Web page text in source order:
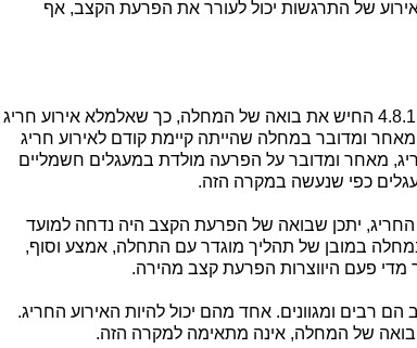
של התרגשות יכול לעורר את הפרעת הקצב, אף
ג. אינני יכול לאמר שהאירוע החריג ב-4.8.11 החיש את בואה של המחלה, כך שאלמלא אירוע חריג
ומדובר במחלה שהייתה קיימת קודם לאירוע חריג
מאחר ומדובר על הפרעה מולדת במעגלים חשמליים
כפי שנעשה במקרה הזה.
יתכן שבואה של הפרעת הקצב היה נדחה למועד
במובן של תהליך מוגדר עם התחלה, אמצע וסוף,
פעם היווצרות הפרעת קצב מהירה.
רבים ומגוונים. אחד מהם יכול להיות האירוע החריג.
של המחלה, אינה מתאימה למקרה הזה.